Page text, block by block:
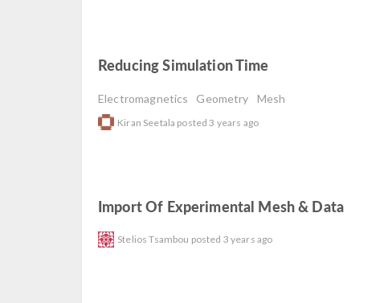
Reducing Simulation Time
Electromagnetics Geometry Mesh
Kiran Seetala posted3 years ago
Import Of Experimental Mesh & Data
Stelios Tsambou posted 3 years ago